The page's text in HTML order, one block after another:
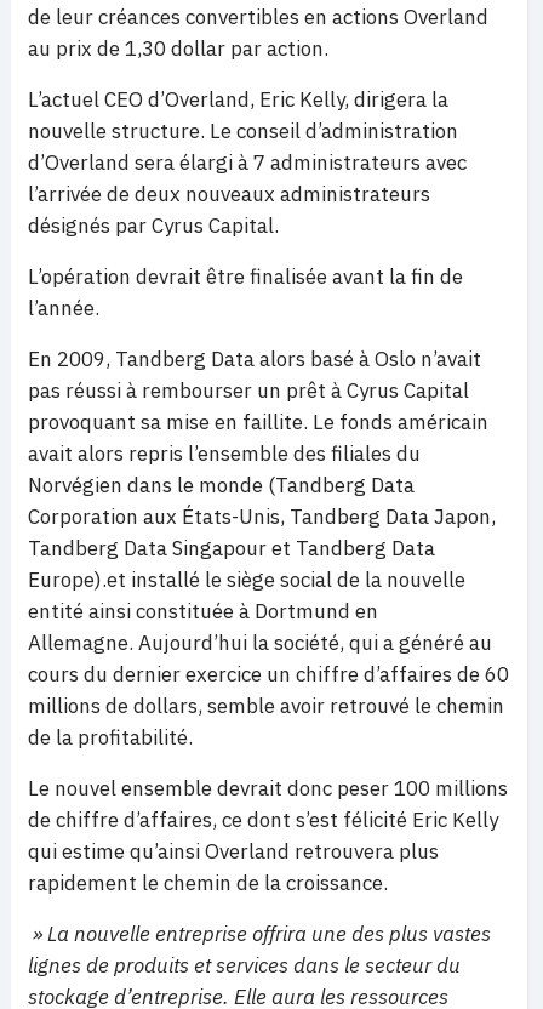
de leur créances convertibles en actions Overland
au prix de 1,30 dollar par action.
L’actuel CEO d’Overland, Eric Kelly, dirigera la
nouvelle structure. Le conseil d’administration
d’Overland sera élargi à 7 administrateurs avec
l’arrivée de deux nouveaux administrateurs
désignés par Cyrus Capital.
L’opération devrait être finalisée avant la fin de
l’année.
En 2009, Tandberg Data alors basé à Oslo n’avait
pas réussi à rembourser un prêt à Cyrus Capital
provoquant sa mise en faillite. Le fonds américain
avait alors repris l’ensemble des filiales du
Norvégien dans le monde (Tandberg Data
Corporation aux États-Unis, Tandberg Data Japon,
Tandberg Data Singapour et Tandberg Data
Europe).et installé le siège social de la nouvelle
entité ainsi constituée à Dortmund en
Allemagne. Aujourd’hui la société, qui a généré au
cours du dernier exercice un chiffre d’affaires de 60
millions de dollars, semble avoir retrouvé le chemin
de la profitabilité.
Le nouvel ensemble devrait donc peser 100 millions
de chiffre d’affaires, ce dont s’est félicité Eric Kelly
qui estime qu’ainsi Overland retrouvera plus
rapidement le chemin de la croissance.
» La nouvelle entreprise offrira une des plus vastes
lignes de produits et services dans le secteur du
stockage d’entreprise. Elle aura les ressources